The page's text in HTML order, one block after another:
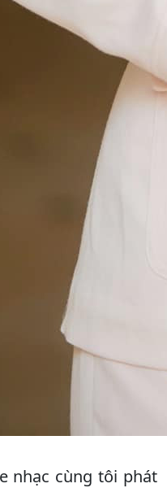
nhạc cùng tôi phát